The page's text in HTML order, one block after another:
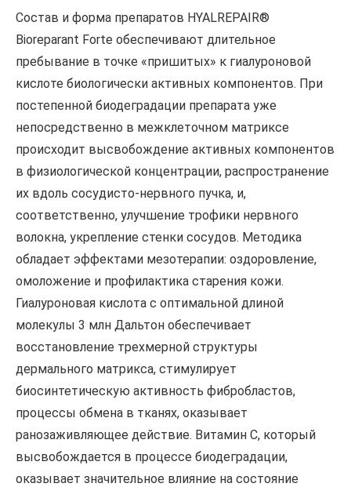
Состав и форма препаратов HYALREPAIR®
Bioreparant Forte обеспечивают длительное
пребывание в точке «пришитых» к гиалуроновой
кислоте биологически активных компонентов. При
постепенной биодеградации препарата уже
непосредственно в межклеточном матриксе
происходит высвобождение активных компонентов
в физиологической концентрации, распространение
их вдоль сосудисто-нервного пучка, и,
соответственно, улучшение трофики нервного
волокна, укрепление стенки сосудов. Методика
обладает эффектами мезотерапии: оздоровление,
омоложение и профилактика старения кожи.
Гиалуроновая кислота с оптимальной длиной
молекулы 3 млн Дальтон обеспечивает
восстановление трехмерной структуры
дермального матрикса, стимулирует
биосинтетическую активность фибробластов,
процессы обмена в тканях, оказывает
ранозаживляющее действие. Витамин С, который
высвобождается в процессе биодеградации,
оказывает значительное влияние на состояние